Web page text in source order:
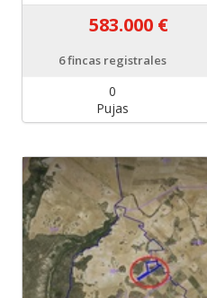
583.000 €
6fincas registrales
0
Pujas